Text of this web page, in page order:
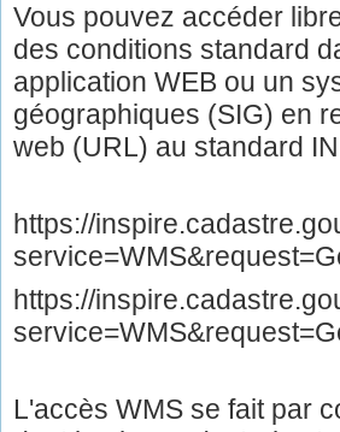
Vous pouvez accéder
des conditions standard
application WEB ou un
géographiques (SIG) en
web (URL) au standard
https://
https://
L'accès WMS se fait par